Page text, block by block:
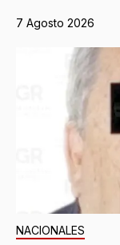
7 Agosto 2026
NACIONALES